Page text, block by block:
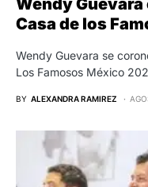
Casa de los
Wendy Guevara se
Los Famosos México
BY ALEXANDRA RAMIREZ